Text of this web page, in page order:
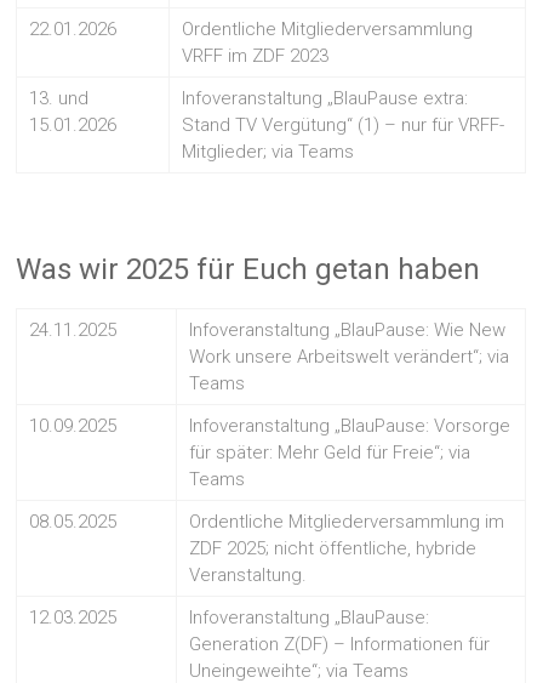
22.01.2026
Ordentliche Mitgliederversammlung
VRFF im ZDF 2023
13. und
15.01.2026
Infoveranstaltung „BlauPause extra:
Stand TV Vergütung“ (1) – nur für VRFF-
Mitglieder; via Teams
Was wir 2025 für Euch getan haben
24.11.2025
Infoveranstaltung „BlauPause: Wie New
Work unsere Arbeitswelt verändert“; via
Teams
10.09.2025
Infoveranstaltung „BlauPause: Vorsorge
für später: Mehr Geld für Freie“; via
Teams
08.05.2025
Ordentliche Mitgliederversammlung im
ZDF 2025; nicht öffentliche, hybride
Veranstaltung.
12.03.2025
Infoveranstaltung „BlauPause:
Generation Z(DF) – Informationen für
Uneingeweihte“; via Teams